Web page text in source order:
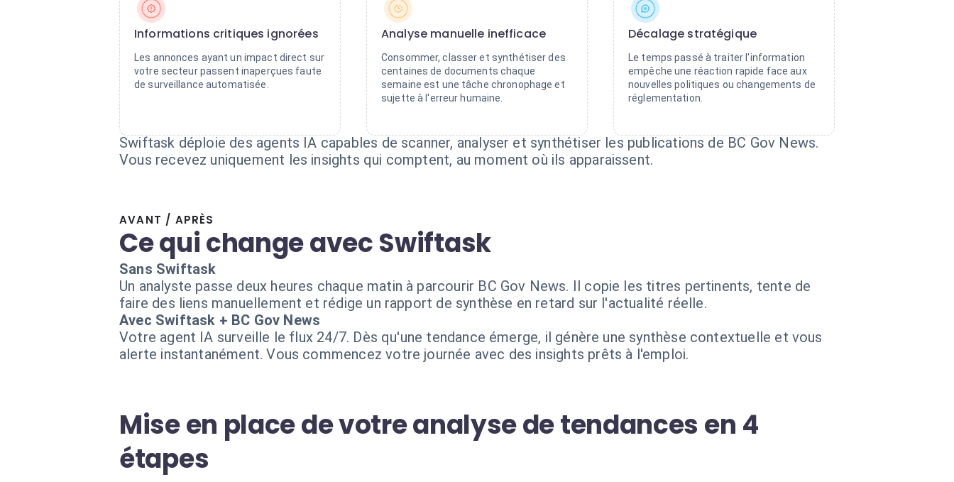
Informations critiques ignorées
Les annonces ayant un impact direct sur
votre secteur passent inaperçues faute
de surveillance automatisée.
Analyse manuelle inefficace
Consommer, classer et synthétiser des
centaines de documents chaque
semaine est une tâche chronophage et
sujette à l'erreur humaine.
Décalage stratégique
Le temps passé à traiter l'information
empêche une réaction rapide face aux
nouvelles politiques ou changements de
réglementation.
Swiftask déploie des agents IA capables de scanner, analyser et synthétiser les publications de BC Gov News.
Vous recevez uniquement les insights qui comptent, au moment où ils apparaissent.
AVANT / APRÈS
Ce qui change avec Swiftask
Sans Swiftask
Un analyste passe deux heures chaque matin à parcourir BC Gov News. Il copie les titres pertinents, tente de
faire des liens manuellement et rédige un rapport de synthèse en retard sur l'actualité réelle.
Avec Swiftask + BC Gov News
Votre agent IA surveille le flux 24/7. Dès qu'une tendance émerge, il génère une synthèse contextuelle et vous
alerte instantanément. Vous commencez votre journée avec des insights prêts à l'emploi.
Mise en place de votre analyse de tendances en 4
étapes